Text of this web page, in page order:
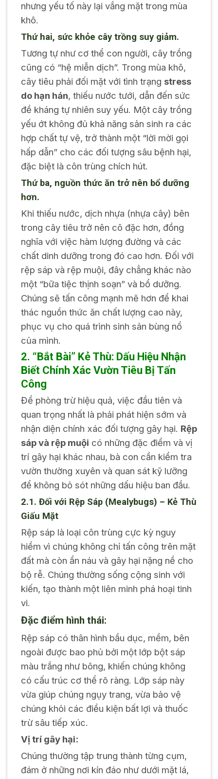
nhưng yếu tố này lại vắng mặt trong mùa
khô.
Thứ hai, sức khỏe cây trồng suy giảm.
Tương tự như cơ thể con người, cây trồng
cũng có “hệ miễn dịch”. Trong mùa khô,
cây tiêu phải đối mặt với tình trạng stress
do hạn hán, thiếu nước tưới, dẫn đến sức
đề kháng tự nhiên suy yếu. Một cây trồng
yếu ớt không đủ khả năng sản sinh ra các
hợp chất tự vệ, trở thành một “lời mời gọi
hấp dẫn” cho các đối tượng sâu bệnh hại,
đặc biệt là côn trùng chích hút.
Thứ ba, nguồn thức ăn trở nên bổ dưỡng
hơn.
Khi thiếu nước, dịch nhựa (nhựa cây) bên
trong cây tiêu trở nên cô đặc hơn, đồng
nghĩa với việc hàm lượng đường và các
chất dinh dưỡng trong đó cao hơn. Đối với
rệp sáp và rệp muội, đây chẳng khác nào
một “bữa tiệc thịnh soạn” và bổ dưỡng.
Chúng sẽ tấn công mạnh mẽ hơn để khai
thác nguồn thức ăn chất lượng cao này,
phục vụ cho quá trình sinh sản bùng nổ
của mình.
2. “Bắt Bài” Kẻ Thù: Dấu Hiệu Nhận
Biết Chính Xác Vườn Tiêu Bị Tấn
Công
Để phòng trừ hiệu quả, việc đầu tiên và
quan trọng nhất là phải phát hiện sớm và
nhận diện chính xác đối tượng gây hại. Rệp
sáp và rệp muội có những đặc điểm và vị
trí gây hại khác nhau, bà con cần kiểm tra
vườn thường xuyên và quan sát kỹ lưỡng
để không bỏ sót những dấu hiệu ban đầu.
2.1. Đối với Rệp Sáp (Mealybugs) – Kẻ Thù
Giấu Mặt
Rệp sáp là loại côn trùng cực kỳ nguy
hiểm vì chúng không chỉ tấn công trên mặt
đất mà còn ẩn náu và gây hại nặng nề cho
bộ rễ. Chúng thường sống cộng sinh với
kiến, tạo thành một liên minh phá hoại tinh
vi.
Đặc điểm hình thái:
Rệp sáp có thân hình bầu dục, mềm, bên
ngoài được bao phủ bởi một lớp bột sáp
màu trắng như bông, khiến chúng không
có cấu trúc cơ thể rõ ràng. Lớp sáp này
vừa giúp chúng ngụy trang, vừa bảo vệ
chúng khỏi các điều kiện bất lợi và thuốc
trừ sâu tiếp xúc.
Vị trí gây hại:
Chúng thường tập trung thành từng cụm,
đám ở những nơi kín đáo như dưới mặt lá,